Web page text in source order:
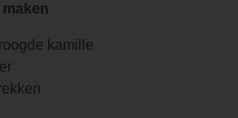
kamille